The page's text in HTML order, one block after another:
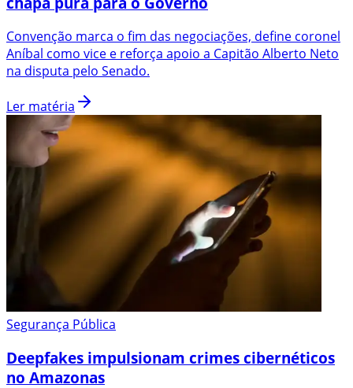
Convenção marca o fim das negociações, define coronel
Aníbal como vice e reforça apoio a Capitão Alberto Neto
na disputa pelo Senado.
Ler matéria
Segurança Pública
Deepfakes impulsionam crimes cibernéticos
no Amazonas